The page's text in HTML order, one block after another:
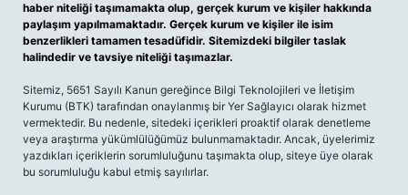
haber niteliği taşımamakta olup, gerçek kurum ve kişiler hakkında
paylaşım yapılmamaktadır. Gerçek kurum ve kişiler ile isim
benzerlikleri tamamen tesadüfidir. Sitemizdeki bilgiler taslak
halindedir ve tavsiye niteliği taşımazlar.
Sitemiz, 5651 Sayılı Kanun gereğince Bilgi Teknolojileri ve İletişim
Kurumu (BTK) tarafından onaylanmış bir Yer Sağlayıcı olarak hizmet
vermektedir. Bu nedenle, sitedeki içerikleri proaktif olarak denetleme
veya araştırma yükümlülüğümüz bulunmamaktadır. Ancak, üyelerimiz
yazdıkları içeriklerin sorumluluğunu taşımakta olup, siteye üye olarak
bu sorumluluğu kabul etmiş sayılırlar.